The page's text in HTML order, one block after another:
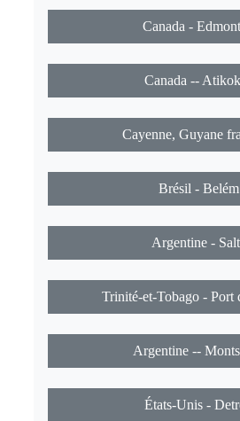
Canada -
Canada --
Cayenne, Guyane
Brésil - Belém
Argentine -
Trinité-et-Tobago - Port
Argentine --
États-Unis -